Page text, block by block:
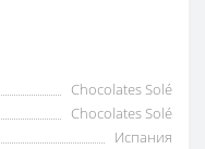
Chocolates Solé
Chocolates Solé
Испания